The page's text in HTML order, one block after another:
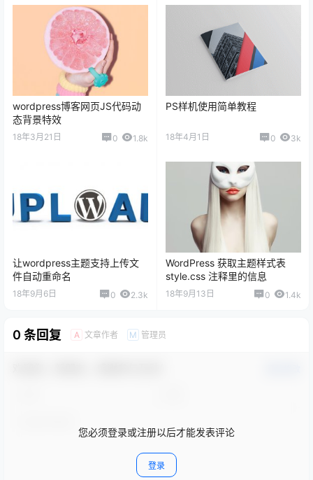
wordpress博客网页JS代码动
态背景特效
18年3月21日 0 1.8k
PS样机使用简单教程
18年4月1日 0 3k
让wordpress主题支持上传文
件自动重命名
18年9月6日 0 2.3k
WordPress 获取主题样式表
style.css 注释里的信息
18年9月13日 0 1.4k
0 条回复 A 文章作者 M 管理员
您必须登录或注册以后才能发表评论
登录